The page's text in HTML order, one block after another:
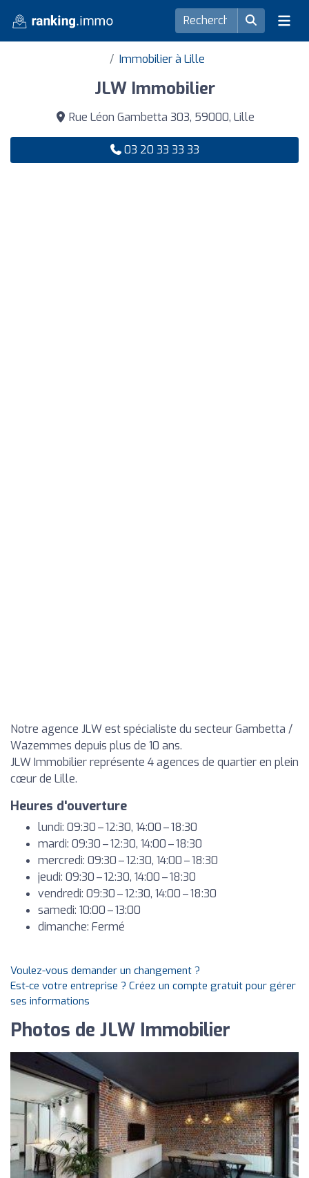
Immobilier à Lille
JLW Immobilier
Rue Léon Gambetta 303, 59000, Lille
03 20 33 33 33
Notre agence JLW est spécialiste du secteur Gambetta /
Wazemmes depuis plus de 10 ans.
JLW Immobilier représente 4 agences de quartier en plein
cœur de Lille.
Heures d'ouverture
lundi: 09:30 – 12:30, 14:00 – 18:30
mardi: 09:30 – 12:30, 14:00 – 18:30
mercredi: 09:30 – 12:30, 14:00 – 18:30
jeudi: 09:30 – 12:30, 14:00 – 18:30
vendredi: 09:30 – 12:30, 14:00 – 18:30
samedi: 10:00 – 13:00
dimanche: Fermé
Voulez-vous demander un changement ?
Est-ce votre entreprise ? Créez un compte gratuit pour gérer
ses informations
Photos de JLW Immobilier